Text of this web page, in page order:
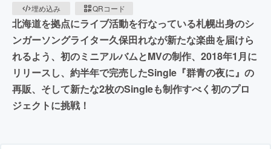
埋め込み
QRコード
北海道を拠点にライブ活動を行なっている札幌出身のシ
ンガーソングライター久保田れなが新たな楽曲を届けら
れるよう、初のミニアルバムとMVの制作、2018年1月に
リリースし、約半年で完売したSingle『群青の夜に』の
再販、そして新たな2枚のSingleも制作すべく初のプロ
ジェクトに挑戦！